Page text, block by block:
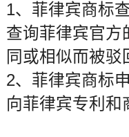
1、菲律宾商标
查询菲律宾官方
同或相似而被驳
2、菲律宾商标
向菲律宾专利和